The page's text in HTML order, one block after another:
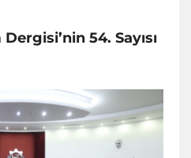
54. Sayısı